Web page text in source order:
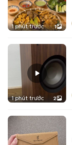
1 phút trước 1
1 phút trước 2